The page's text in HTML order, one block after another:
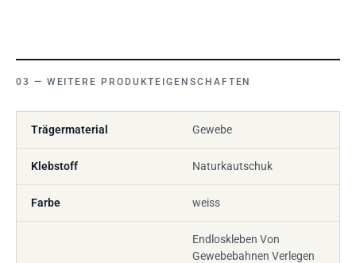
WEITERE PRODUKTEIGENSCHAFTEN
Trägermaterial Gewebe
Klebstoff Naturkautschuk
Farbe weiss
Endloskleben Von
Gewebebahnen Verlegen